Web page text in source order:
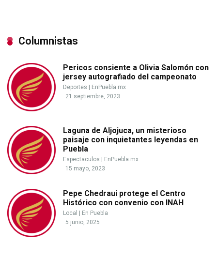
Columnistas
Pericos consiente a Olivia Salomón con
jersey autografiado del campeonato
Deportes
EnPuebla.mx
21 septiembre, 2023
Laguna de Aljojuca, un misterioso
paisaje con inquietantes leyendas en
Puebla
Espectaculos
EnPuebla.mx
15 mayo, 2023
Pepe Chedraui protege el Centro
Histórico con convenio con INAH
Local
En Puebla
5 junio, 2025